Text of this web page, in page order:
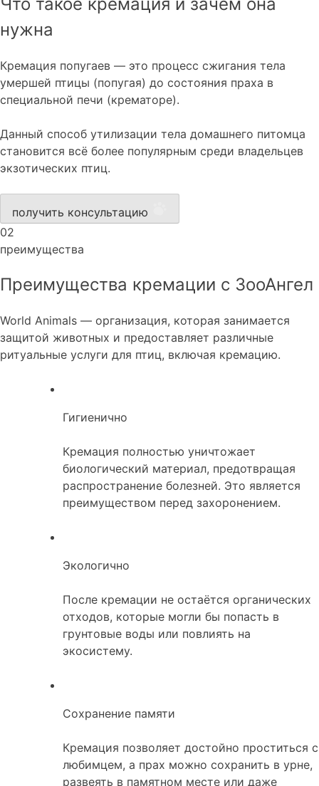
нужна
Кремация попугаев — это процесс сжигания тела
умершей птицы (попугая) до состояния праха в
специальной печи (крематоре).
Данный способ утилизации тела домашнего питомца
становится всё более популярным среди владельцев
экзотических птиц.
получить консультацию
02
преимущества
Преимущества кремации с ЗооАнгел
World Animals — организация, которая занимается
защитой животных и предоставляет различные
ритуальные услуги для птиц, включая кремацию.
Гигиенично
Кремация полностью уничтожает
биологический материал, предотвращая
распространение болезней. Это является
преимуществом перед захоронением.
Экологично
После кремации не остаётся органических
отходов, которые могли бы попасть в
грунтовые воды или повлиять на
экосистему.
Сохранение памяти
Кремация позволяет достойно проститься с
любимцем, а прах можно сохранить в урне,
развеять в памятном месте или даже